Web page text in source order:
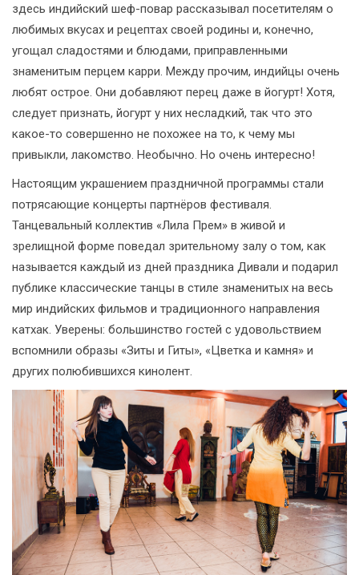
здесь индийский шеф-повар рассказывал посетителям о
любимых вкусах и рецептах своей родины и, конечно,
угощал сладостями и блюдами, приправленными
знаменитым перцем карри. Между прочим, индийцы очень
любят острое. Они добавляют перец даже в йогурт! Хотя,
следует признать, йогурт у них несладкий, так что это
какое-то совершенно не похожее на то, к чему мы
привыкли, лакомство. Необычно. Но очень интересно!
Настоящим украшением праздничной программы стали
потрясающие концерты партнёров фестиваля.
Танцевальный коллектив «Лила Прем» в живой и
зрелищной форме поведал зрительному залу о том, как
называется каждый из дней праздника Дивали и подарил
публике классические танцы в стиле знаменитых на весь
мир индийских фильмов и традиционного направления
катхак. Уверены: большинство гостей с удовольствием
вспомнили образы «Зиты и Гиты», «Цветка и камня» и
других полюбившихся кинолент.